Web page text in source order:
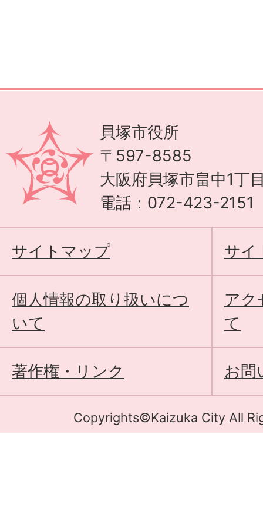
貝塚市役所
〒597-8585
大阪府貝塚市畠中1丁
電話：072-423-2151
サイトマップ サイ
個人情報の取り扱いにつ
いて
アク
て
著作権・リンク お問
Copyrights©Kaizuka City All